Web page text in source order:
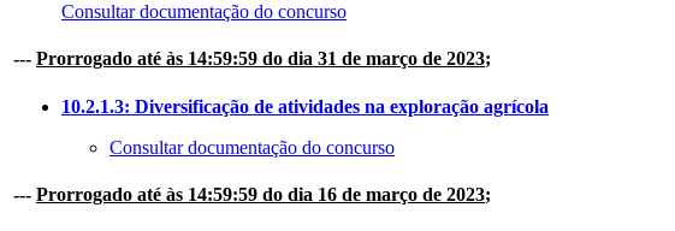
Consultar documentação do concurso
--- Prorrogado até às 14:59:59 do dia 31 de março de 2023;
10.2.1.3: Diversificação de atividades na exploração agrícola
Consultar documentação do concurso
--- Prorrogado até às 14:59:59 do dia 16 de março de 2023;